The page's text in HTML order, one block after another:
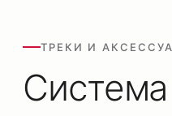
ТРЕКИ И
Система